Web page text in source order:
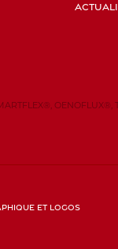
et logos